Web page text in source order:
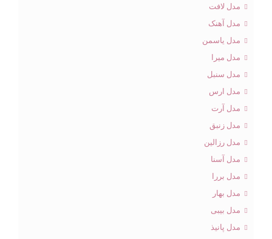
مدل لافت
مدل آهنک
مدل یاسمن
مدل میرا
مدل سنبل
مدل ارس
مدل آرت
مدل زنبق
مدل رزالین
مدل آسنا
مدل بررا
مدل بهار
مدل بیبی
مدل پانیذ